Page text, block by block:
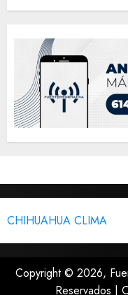
CHIHUAHUA CLIMA
Copyright © 2026,
Reservados |